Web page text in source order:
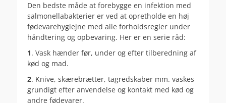
Den bedste måde at forebygge en infektion med
salmonellabakterier er ved at opretholde en høj
fødevarehygiejne med alle forholdsregler under
håndtering og opbevaring. Her er en serie råd:
1. Vask hænder før, under og efter tilberedning af
kød og mad.
2. Knive, skærebrætter, tagredskaber mm. vaskes
grundigt efter anvendelse og kontakt med kød og
andre fødevarer.